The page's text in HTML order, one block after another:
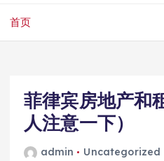
首页
菲律宾房地产和
人注意一下）
admin Uncategorized